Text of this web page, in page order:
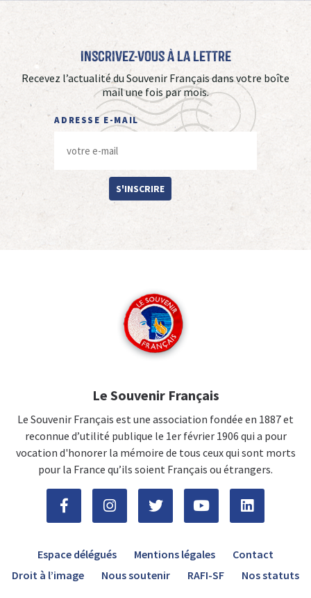
Inscrivez-vous à La Lettre
Recevez l’actualité du Souvenir Français dans votre boîte
mail une fois par mois.
ADRESSE E-MAIL
S'INSCRIRE
Le Souvenir Français
Le Souvenir Français est une association fondée en 1887 et
reconnue d’utilité publique le 1er février 1906 qui a pour
vocation d'honorer la mémoire de tous ceux qui sont morts
pour la France qu’ils soient Français ou étrangers.
Espace délégués Mentions légales
Contact
Droit à l’image
Nous soutenir RAFI-SF Nos statuts